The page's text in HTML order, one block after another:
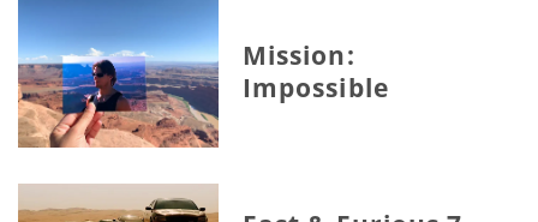
Mission:
Impossible